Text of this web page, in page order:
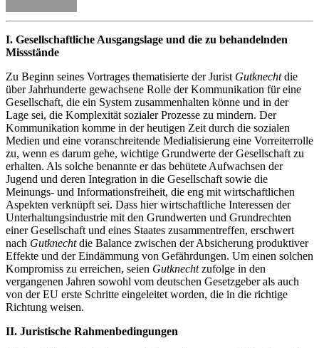
I. Gesellschaftliche Ausgangslage und die zu behandelnden
Missstände
Zu Beginn seines Vortrages thematisierte der Jurist Gutknechtdie
über Jahrhunderte gewachsene Rolle der Kommunikation für eine
Gesellschaft, die ein System zusammenhalten könne und in der
Lage sei, die Komplexität sozialer Prozesse zu mindern. Der
Kommunikation komme in der heutigen Zeit durch die sozialen
Medien und eine voranschreitende Medialisierung eine Vorreiterrolle
zu, wenn es darum gehe, wichtige Grundwerte der Gesellschaft zu
erhalten. Als solche benannte er das behütete Aufwachsen der
Jugend und deren Integration in die Gesellschaft sowie die
Meinungs- und Informationsfreiheit, die eng mit wirtschaftlichen
Aspekten verknüpft sei. Dass hier wirtschaftliche Interessen der
Unterhaltungsindustrie mit den Grundwerten und Grundrechten
einer Gesellschaft und eines Staates zusammentreffen, erschwert
nach Gutknechtdie Balance zwischen der Absicherung produktiver
Effekte und der Eindämmung von Gefährdungen. Um einen solchen
Kompromiss zu erreichen, seien Gutknechtzufolge in den
vergangenen Jahren sowohl vom deutschen Gesetzgeber als auch
von der EU erste Schritte eingeleitet worden, die in die richtige
Richtung weisen.
II. Juristische Rahmenbedingungen